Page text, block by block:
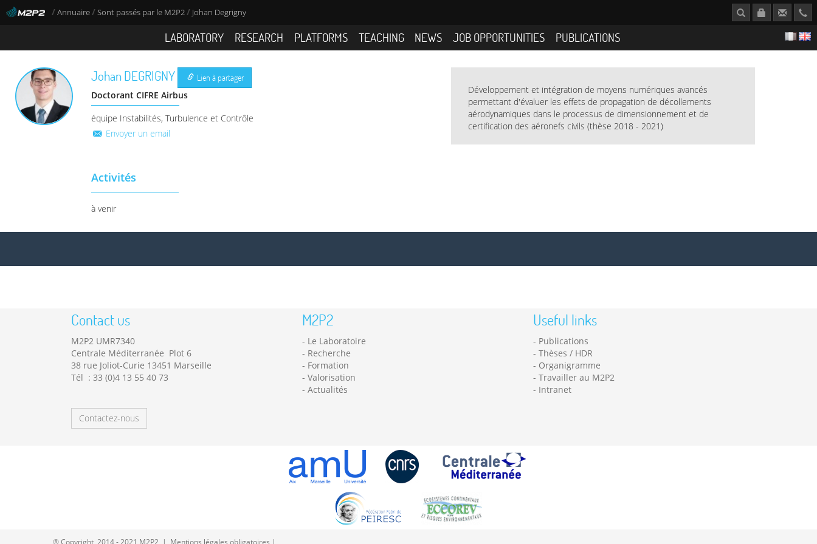
/Annuaire/Sont passés par le M2P2/ Johan Degrigny
LABORATORY RESEARCH PLATFORMS TEACHING NEWS JOB OPPORTUNITIES PUBLICATIONS
JohanDEGRIGNY
Lien à partager
Doctorant CIFRE Airbus
équipe Instabilités, Turbulence et Contrôle
Envoyer un email
Développement et intégration de moyens numériques avancés
permettant d'évaluer les effets de propagation de décollements
aérodynamiques dans le processus de dimensionnement et de
certification des aéronefs civils (thèse 2018 - 2021)
Activités
à venir
Contact us
M2P2 UMR7340
Centrale Méditerranée Plot 6
38 rue Joliot-Curie 13451 Marseille
Tél : 33 (0)4 13 55 40 73
Contactez-nous
M2P2
Le Laboratoire
Recherche
Formation
Valorisation
Actualités
Useful links
Publications
Thèses / HDR
Organigramme
Travailler au M2P2
Intranet
® Copyright 2014 - 2021 M2P2 | Mentions légales obligatoires |